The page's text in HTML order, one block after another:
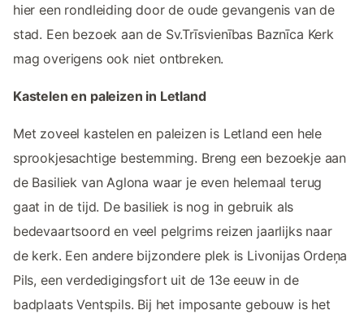
hier een rondleiding door de oude gevangenis van de
stad. Een bezoek aan de Sv.Trīsvienības Baznīca Kerk
mag overigens ook niet ontbreken.
Kastelen en paleizen in Letland
Met zoveel kastelen en paleizen is Letland een hele
sprookjesachtige bestemming. Breng een bezoekje aan
de Basiliek van Aglona waar je even helemaal terug
gaat in de tijd. De basiliek is nog in gebruik als
bedevaartsoord en veel pelgrims reizen jaarlijks naar
de kerk. Een andere bijzondere plek is Livonijas Ordeņa
Pils, een verdedigingsfort uit de 13e eeuw in de
badplaats Ventspils. Bij het imposante gebouw is het